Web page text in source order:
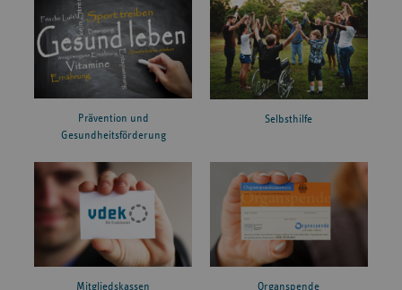
Prävention und
Gesundheitsförderung
Selbsthilfe
Mitgliedskassen Organspende